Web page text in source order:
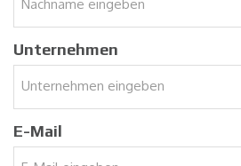
Unternehmen
E-Mail